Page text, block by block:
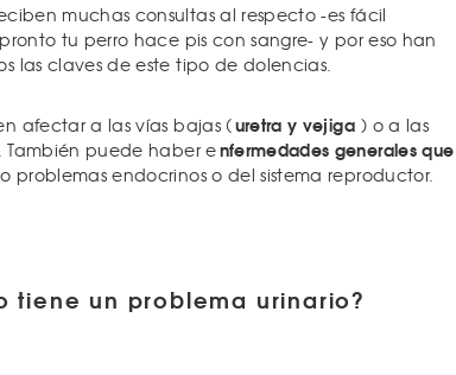
muchas consultas al respecto -es fácil
tu perro hace pis con sangre- y por eso han
las claves de este tipo de dolencias.
afectar a las vías bajas (uretra y vejiga ) o a las
. También puede haber enfermedades generales que
problemas endocrinos o del sistema reproductor.
tiene un problema urinario?